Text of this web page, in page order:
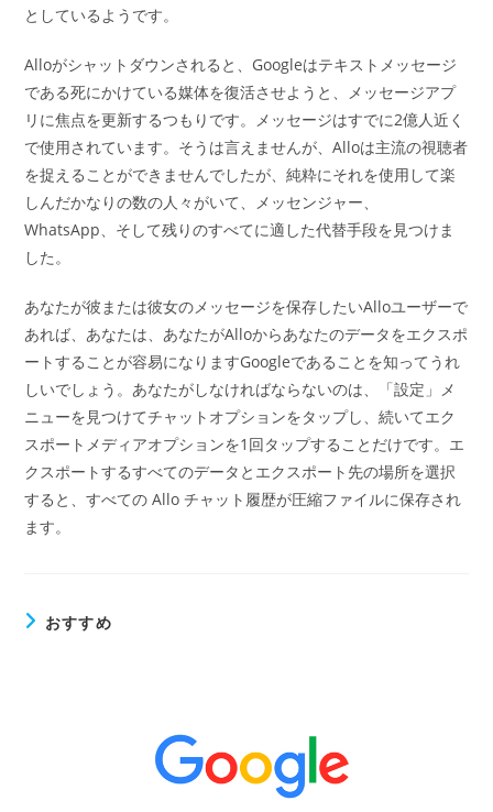
としているようです。
Alloがシャットダウンされると、Googleはテキストメッセージ
である死にかけている媒体を復活させようと、メッセージアプ
リに焦点を更新するつもりです。メッセージはすでに2億人近く
で使用されています。そうは言えませんが、Alloは主流の視聴者
を捉えることができませんでしたが、純粋にそれを使用して楽
しんだかなりの数の人々がいて、メッセンジャー、
WhatsApp、そして残りのすべてに適した代替手段を見つけま
した。
あなたが彼または彼女のメッセージを保存したいAlloユーザーで
あれば、あなたは、あなたがAlloからあなたのデータをエクスポ
ートすることが容易になりますGoogleであることを知ってうれ
しいでしょう。あなたがしなければならないのは、「設定」メ
ニューを見つけてチャットオプションをタップし、続いてエク
スポートメディアオプションを1回タップすることだけです。エ
クスポートするすべてのデータとエクスポート先の場所を選択
すると、すべての Allo チャット履歴が圧縮ファイルに保存され
ます。
おすすめ